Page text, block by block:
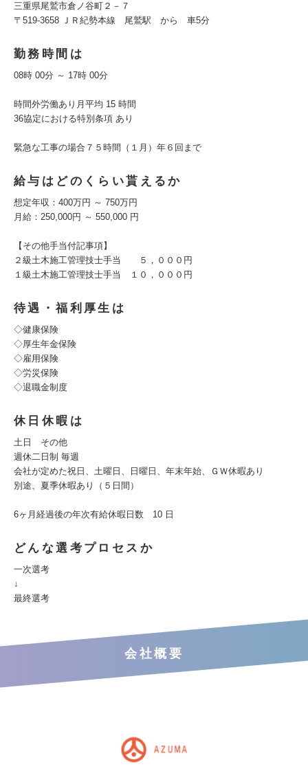
三重県尾鷲市倉ノ谷町２－７
〒519-3658 ＪＲ紀勢本線 尾鷲駅 から 車5分
勤務時間は
08時 00分 ～ 17時 00分
時間外労働あり月平均 15 時間
36協定における特別条項 あり
緊急な工事の場合７５時間（１月）年６回まで
給与はどのくらい貰えるか
想定年収：400万円 ～ 750万円
月給：250,000円 ～ 550,000 円
【その他手当付記事項】
２級土木施工管理技士手当 ５，０００円
１級土木施工管理技士手当 １０，０００円
待遇・福利厚生は
◇健康保険
◇厚生年金保険
◇雇用保険
◇労災保険
◇退職金制度
休日休暇は
土日 その他
週休二日制 毎週
会社が定めた祝日、土曜日、日曜日、年末年始、ＧＷ休暇あり
別途、夏季休暇あり（５日間）
6ヶ月経過後の年次有給休暇日数 10 日
どんな選考プロセスか
一次選考
↓
最終選考
会社概要